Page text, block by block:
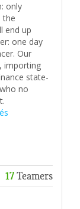
only
the
end up
one day
Our
importing
state-
no
17Teamers